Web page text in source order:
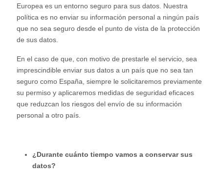
Europea es un entorno seguro para sus datos. Nuestra
política es no enviar su información personal a ningún país
que no sea seguro desde el punto de vista de la protección
de sus datos.
En el caso de que, con motivo de prestarle el servicio, sea
imprescindible enviar sus datos a un país que no sea tan
seguro como España, siempre le solicitaremos previamente
su permiso y aplicaremos medidas de seguridad eficaces
que reduzcan los riesgos del envío de su información
personal a otro país.
¿Durante cuánto tiempo vamos a conservar sus
datos?